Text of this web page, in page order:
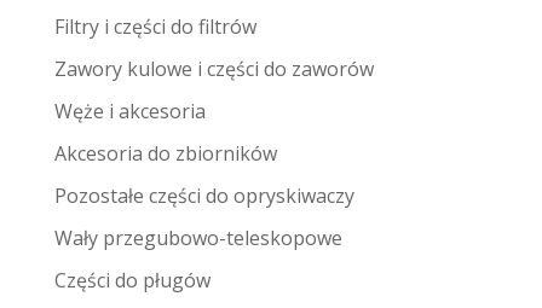
Filtry i części do filtrów
Zawory kulowe i części do zaworów
Węże i akcesoria
Akcesoria do zbiorników
Pozostałe części do opryskiwaczy
Wały przegubowo-teleskopowe
Części do pługów